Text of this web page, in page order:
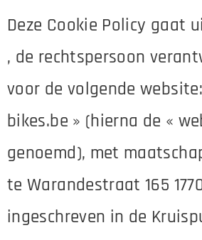
Deze Cookie Policy gaat
, de rechtspersoon
voor de volgende
bikes.be » (hierna de «
genoemd), met
te Warandestraat 165
ingeschreven in de